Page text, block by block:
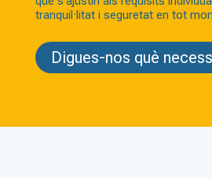
tranquil·litat i seguretat en tot
Digues-nos què